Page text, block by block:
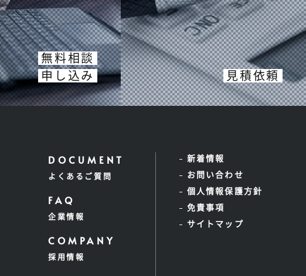
無料相談
申し込み
見積依頼
よくあるご質問
企業情報
採用情報
新着情報
お問い合わせ
個人情報保護方針
免責事項
サイトマップ